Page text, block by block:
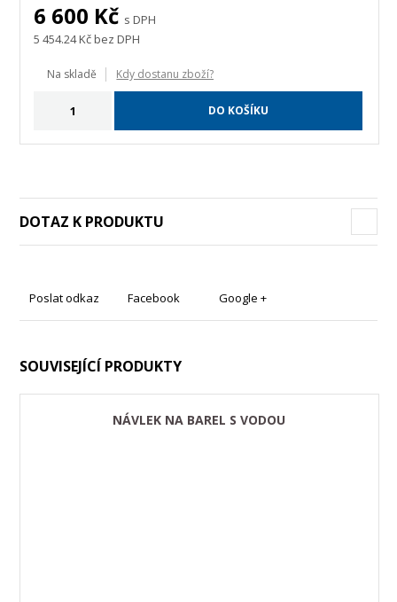
6 600 Kč s DPH
5 454.24Kč bez DPH
Na skladě Kdy dostanu zboží?
DO KOŠÍKU
DOTAZ K PRODUKTU
Poslat odkaz Facebook Google +
SOUVISEJÍCÍ PRODUKTY
NÁVLEK NA BAREL S VODOU